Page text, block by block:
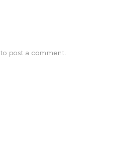
to post a comment.